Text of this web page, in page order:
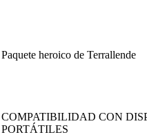
Paquete heroico de Terrallende
Available actions
COMPATIBILIDAD CON
PORTÁTILES